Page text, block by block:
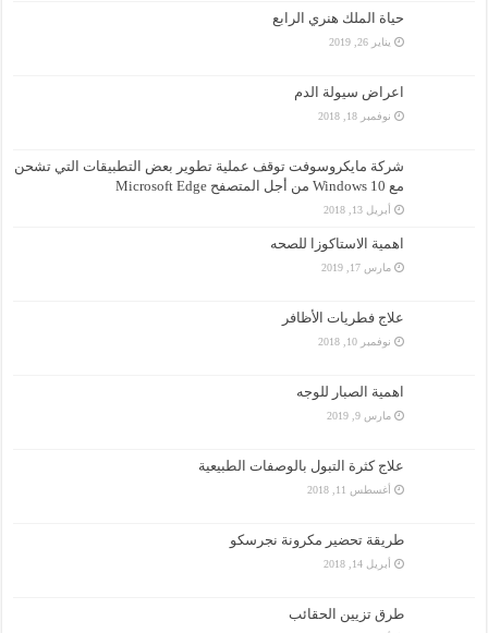
حياة الملك هنري الرابع
يناير 26, 2019
اعراض سيولة الدم
نوفمبر 18, 2018
شركة مايكروسوفت توقف عملية تطوير بعض التطبيقات التي تشحن
مع Windows 10 من أجل المتصفح Microsoft Edge
أبريل 13, 2018
اهمية الاستاكوزا للصحه
مارس 17, 2019
علاج فطريات الأظافر
نوفمبر 10, 2018
اهمية الصبار للوجه
مارس 9, 2019
علاج كثرة التبول بالوصفات الطبيعية
أغسطس 11, 2018
طريقة تحضير مكرونة نجرسكو
أبريل 14, 2018
طرق تزيين الحقائب